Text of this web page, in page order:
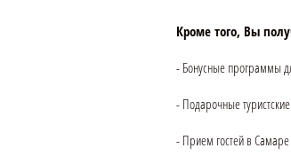
Кроме того, Вы
- Бонусные программы
- Подарочные
- Прием гостей в